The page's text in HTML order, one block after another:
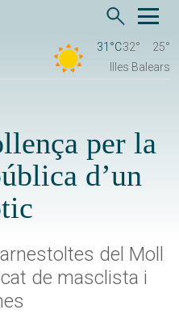
31°C32°
25°
Illes Balears
per la
d’un
del Moll
de masclista i